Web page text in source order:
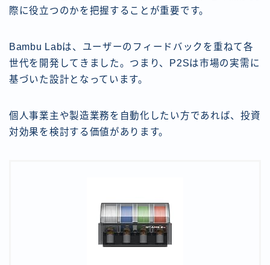
際に役立つのかを把握することが重要です。
Bambu Labは、ユーザーのフィードバックを重ねて各
世代を開発してきました。つまり、P2Sは市場の実需に
基づいた設計となっています。
個人事業主や製造業務を自動化したい方であれば、投資
対効果を検討する価値があります。